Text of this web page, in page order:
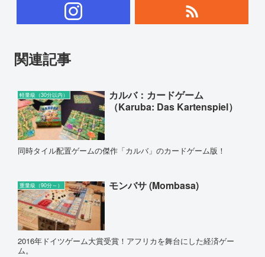
関連記事
軽量級（30分以内）
カルバ：カードゲーム
（Karuba: Das Kartenspiel）
同時タイル配置ゲームの傑作「カルバ」のカードゲーム版！
重量級（90分～） モンバサ (Mombasa)
2016年ドイツゲーム大賞受賞！アフリカを舞台にした経済ゲー
ム。